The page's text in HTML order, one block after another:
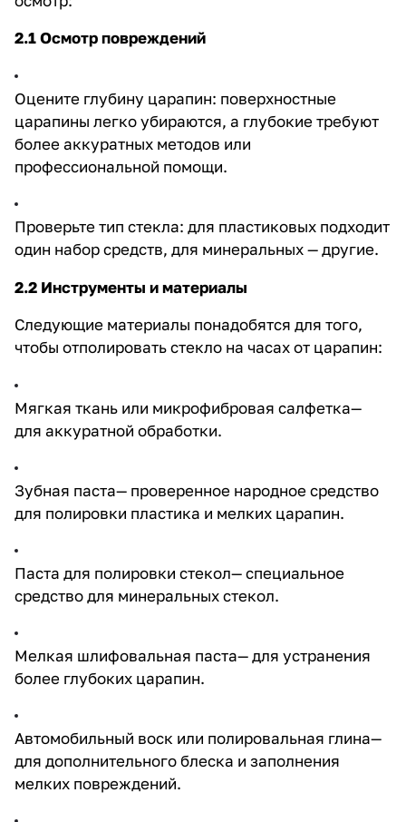
2.1 Осмотр повреждений
Оцените глубину царапин: поверхностные
царапины легко убираются, а глубокие требуют
более аккуратных методов или
профессиональной помощи.
Проверьте тип стекла: для пластиковых подходит
один набор средств, для минеральных — другие.
2.2 Инструменты и материалы
Следующие материалы понадобятся для того,
чтобы отполировать стекло на часах от царапин:
Мягкая ткань или микрофибровая салфетка—
для аккуратной обработки.
Зубная паста— проверенное народное средство
для полировки пластика и мелких царапин.
Паста для полировки стекол— специальное
средство для минеральных стекол.
Мелкая шлифовальная паста— для устранения
более глубоких царапин.
Автомобильный воск или полировальная глина—
для дополнительного блеска и заполнения
мелких повреждений.